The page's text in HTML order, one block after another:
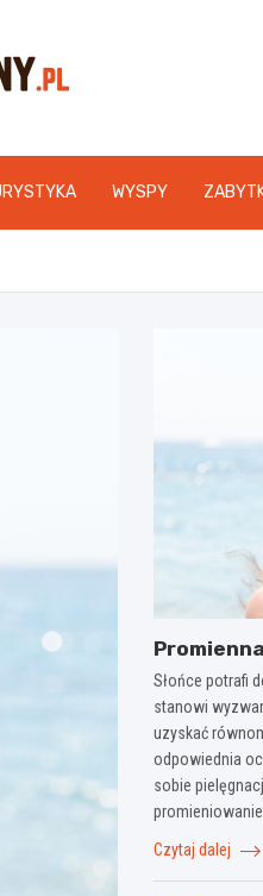
WYSPY
Słońce potrafi
stanowi
uzyskać
odpowiednia
sobie
Czytaj dalej